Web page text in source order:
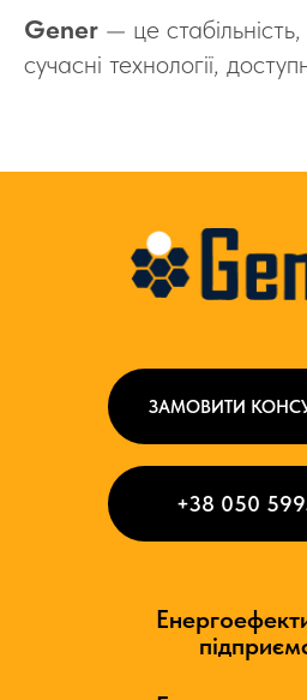
Gener — це стабільність,
сучасні технології,